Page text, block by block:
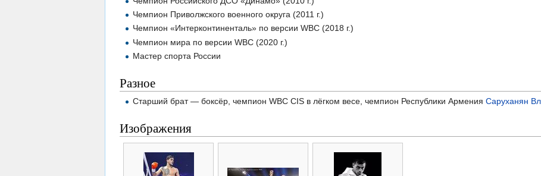
Чемпион Приволжского военного округа (2011 г.)
Чемпион «Интерконтиненталь» по версии WBC (2018 г.)
Чемпион мира по версии WBC (2020 г.)
Мастер спорта России
Разное
Старший брат — боксёр, чемпион WBC CIS в лёгком весе, чемпион Республики АрменияСаруханян
Изображения